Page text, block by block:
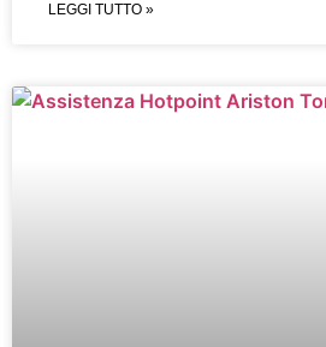
LEGGI TUTTO »